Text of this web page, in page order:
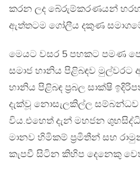
කරන ලද බේරුම්කරණයන් හරහා
ඇත්තටම ගෝලීය දකුණ
මෙයට වසර 5 පහකට පමණ
සමාජ හානිය පිළිබඳව
හානිය පිළිබඳ ප්‍රබල සාක්ෂි
දැක්වූ නොසැලකිල්ල
විය.එහෙත් දැන් මහජන
මානව හිමිකම් ප්‍රමිතීන් සහ
කැපවී සිටින කිහිප දෙනෙකු